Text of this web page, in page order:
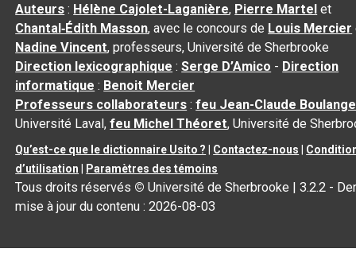
Auteurs : Hélène Cajolet-Laganière, Pierre Martel et
Chantal‑Édith Masson, avec le concours de Louis Mercier
Nadine Vincent, professeurs, Université de Sherbrooke
Direction lexicographique :Serge D’Amico - Direction
informatique : Benoit Mercier
Professeurs collaborateurs :feu Jean-Claude
Université Laval,feu Michel Théoret, Université de
Qu’est-ce que le dictionnaire Usito ? Contactez-nous
d’utilisation
Paramètres des témoins
Tous droits réservés © Université de Sherbrooke |3.2.2 -
mise à jour du contenu :2026-08-03